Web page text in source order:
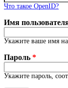
Что такое OpenID?
Имя
Укажите ваше имя
Пароль *
Укажите пароль,